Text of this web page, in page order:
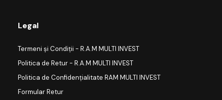
Legal
Termeni și Condiții - R.A.M MULTI INVEST
Politica de Retur - R.A.M MULTI INVEST
Politica de Confidențialitate RAM MULTI INVEST
Formular Retur